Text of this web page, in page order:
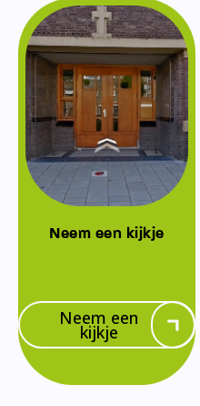
Neem een kijkje
Neem een
kijkje